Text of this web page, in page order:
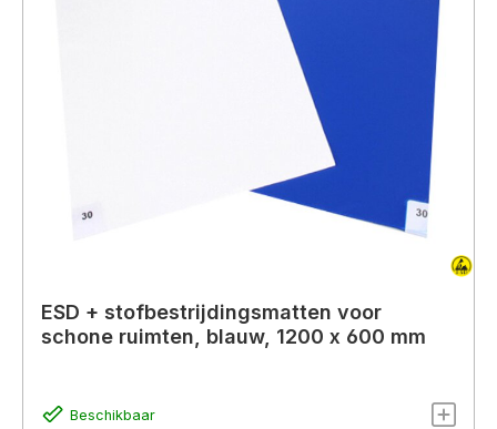
ESD + stofbestrijdingsmatten voor
schone ruimten, blauw, 1200 x 600 mm
Beschikbaar